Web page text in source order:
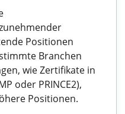
Positionen
Branchen
wie Zertifikate in
oder PRINCE2),
Positionen.